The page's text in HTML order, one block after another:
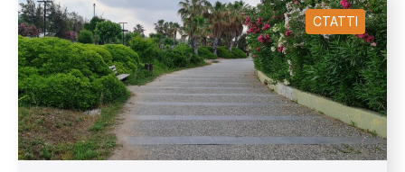
СТАТТІ